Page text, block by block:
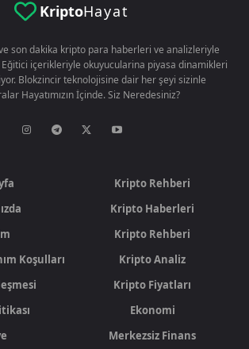
KriptoHayat
son dakika kripto para haberleri ve analizleriyle
içerikleriyle okuyucularina piyasa dinamikleri
Blokzincir teknolojisine dair her şeyi sizinle
Hayatımızın İçinde. Siz Neredesiniz?
Koşulları
Kripto Rehberi
Kripto Haberleri
Kripto Rehberi
Kripto Analiz
Kripto Fiyatları
Ekonomi
Merkezsiz Finans